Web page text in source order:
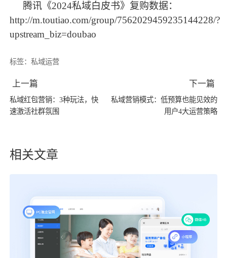
腾讯《2024私域白皮书》复购数据：
http://m.toutiao.com/group/7562029459235144228/?
upstream_biz=doubao
标签：私域运营
上一篇
私域红包营销：3种玩法，快
速激活社群氛围
下一篇
私域营销模式：低预算也能见效的
用户4大运营策略
相关文章